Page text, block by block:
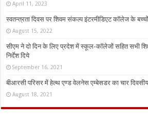
April 11, 2023
स्वतन्त्रता दिवस पर शिवम संकल्प इंटरमीडिएट कॉलेज के
August 15, 2022
सीएम ने दो दिन के लिए प्रदेश में स्कूल-कॉलेजों सहित सभी
निर्देश दिये
September 16, 2021
बीआरसी परिसर में हेल्थ एण्ड वेलनेस एम्बेसडर का चार
August 18, 2021